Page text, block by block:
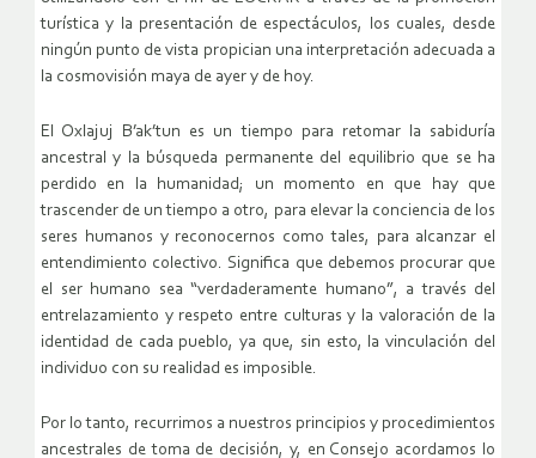
turística y la presentación de espectáculos, los cuales, desde
ningún punto de vista propician una interpretación adecuada a
la cosmovisión maya de ayer y de hoy.
El Oxlajuj B’ak’tun es un tiempo para retomar la sabiduría
ancestral y la búsqueda permanente del equilibrio que se ha
perdido en la humanidad; un momento en que hay que
trascender de un tiempo a otro, para elevar la conciencia de los
seres humanos y reconocernos como tales, para alcanzar el
entendimiento colectivo. Significa que debemos procurar que
el ser humano sea “verdaderamente humano”, a través del
entrelazamiento y respeto entre culturas y la valoración de la
identidad de cada pueblo, ya que, sin esto, la vinculación del
individuo con su realidad es imposible.
Por lo tanto, recurrimos a nuestros principios y procedimientos
ancestrales de toma de decisión, y, en Consejo acordamos lo